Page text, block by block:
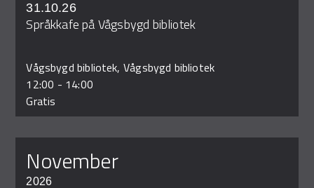
31.10.26
Språkkafe på Vågsbygd bibliotek
Vågsbygd bibliotek, Vågsbygd bibliotek
12:00 - 14:00
Gratis
november
2026